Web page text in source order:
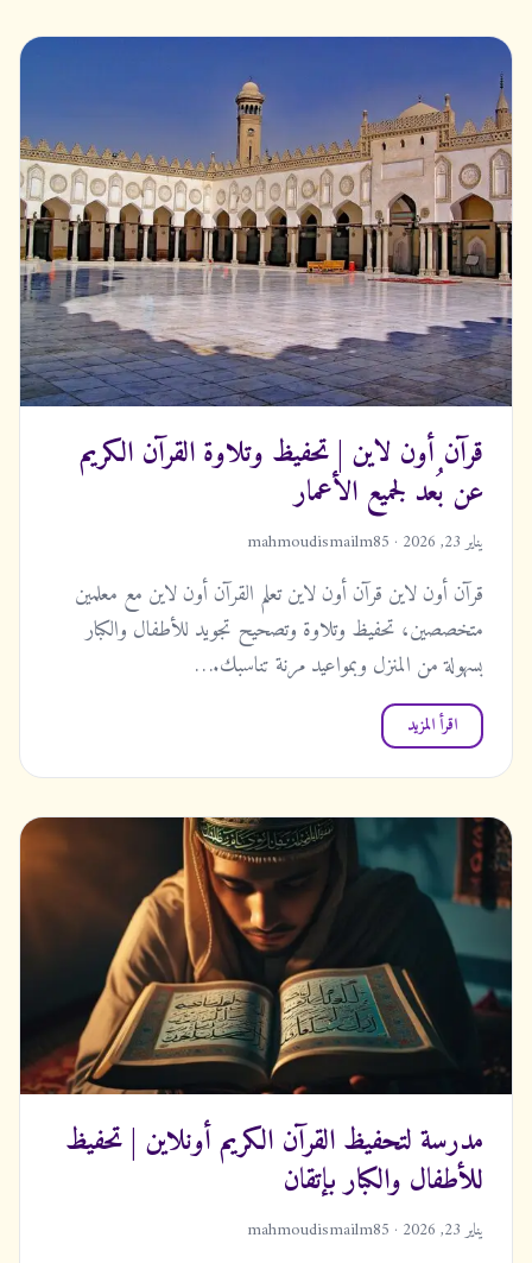
قرآن أون لاين | تحفيظ وتلاوة القرآن الكريم
عن بُعد لجميع الأعمار
يناير 23, 2026 · mahmoudismailm85
قرآن أون لاين قرآن أون لاين تعلم القرآن أون لاين مع معلمين
متخصصين، تحفيظ وتلاوة وتصحيح تجويد للأطفال والكبار
بسهولة من المنزل وبمواعيد مرنة تناسبك.…
اقرأ المزيد
مدرسة لتحفيظ القرآن الكريم أونلاين | تحفيظ
للأطفال والكبار بإتقان
يناير 23, 2026 · mahmoudismailm85